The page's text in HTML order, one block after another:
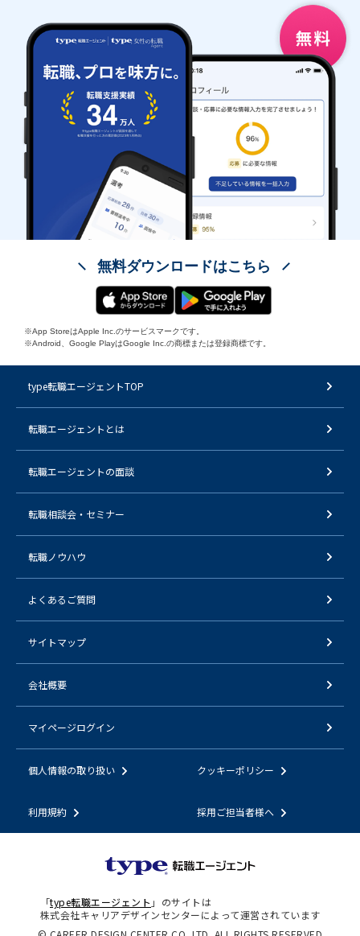
無料ダウンロードはこちら
※App StoreはApple Inc.のサービスマークです。
※Android、Google PlayはGoogle Inc.の商標または登録商標です。
type転職エージェントTOP
転職エージェントとは
転職エージェントの面談
転職相談会・セミナー
転職ノウハウ
よくあるご質問
サイトマップ
会社概要
マイページログイン
個人情報の取り扱い クッキーポリシー
利用規約 採用ご担当者様へ
「type転職エージェント 」のサイトは
株式会社キャリアデザインセンターによって運営されています